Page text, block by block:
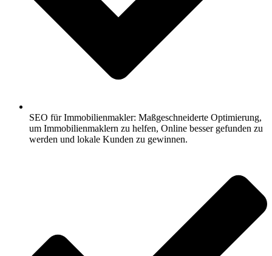
SEO für Immobilienmakler: Maßgeschneiderte Optimierung,
um Immobilienmaklern zu helfen, Online besser gefunden zu
werden und lokale Kunden zu gewinnen.